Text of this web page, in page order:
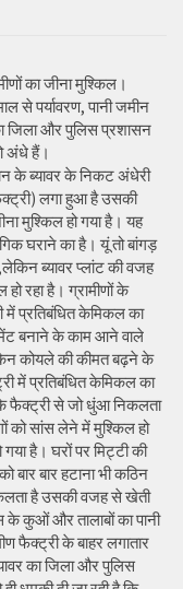
का जीना मुश्किल।
से पर्यावरण, पानी जमीन
जिला और पुलिस प्रशासन
अंधे हैं।
के ब्यावर के निकट अंधेरी
लगा हुआ है उसकी
मुश्किल हो गया है। यह
घराने का है। यूं तो बांगड़
ब्यावर प्लांट की वजह
रहा है। ग्रामीणों के
प्रतिबंधित केमिकल का
बनाने के काम आने वाले
कोयले की कीमत बढ़ने के
में प्रतिबंधित केमिकल का
फैक्ट्री से जो धुंआ निकलता
सांस लेने में मुश्किल हो
गया है। घरों पर मिट्टी की
बार बार हटाना भी कठिन
है उसकी वजह से खेती
कुओं और तालाबों का पानी
फैक्ट्री के बाहर लगातार
का जिला और पुलिस